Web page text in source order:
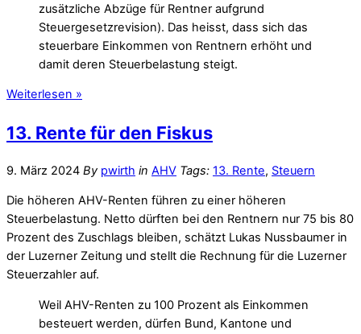
zusätzliche Abzüge für Rentner aufgrund
Steuergesetzrevision). Das heisst, dass sich das
steuerbare Einkommen von Rentnern erhöht und
damit deren Steuerbelastung steigt.
Weiterlesen »
13. Rente für den Fiskus
9. März 2024 By pwirth in AHV Tags: 13. Rente, Steuern
Die höheren AHV-Renten führen zu einer höheren
Steuerbelastung. Netto dürften bei den Rentnern nur 75 bis 80
Prozent des Zuschlags bleiben, schätzt Lukas Nussbaumer in
der Luzerner Zeitung und stellt die Rechnung für die Luzerner
Steuerzahler auf.
Weil AHV-Renten zu 100 Prozent als Einkommen
besteuert werden, dürfen Bund, Kantone und